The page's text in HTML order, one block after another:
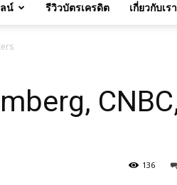
น์ รีวิวบัตรเครดิต เกี่ยวกับเร
136